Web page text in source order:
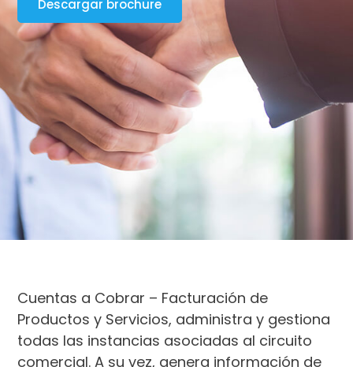
Descargar brochure
Cuentas a Cobrar – Facturación de
Productos y Servicios, administra y gestiona
todas las instancias asociadas al circuito
comercial. A su vez, genera información de